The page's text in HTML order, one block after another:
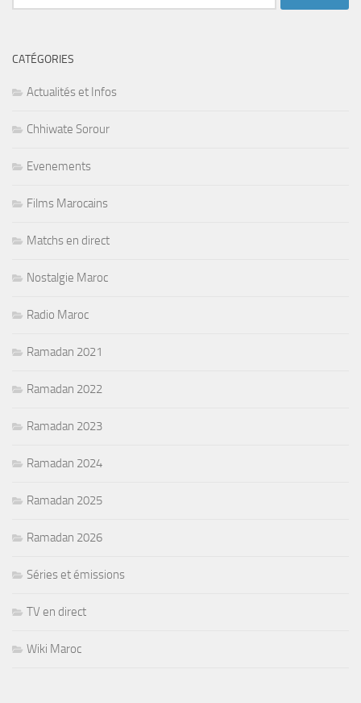
CATÉGORIES
Actualités et Infos
Chhiwate Sorour
Evenements
Films Marocains
Matchs en direct
Nostalgie Maroc
Radio Maroc
Ramadan 2021
Ramadan 2022
Ramadan 2023
Ramadan 2024
Ramadan 2025
Ramadan 2026
Séries et émissions
TV en direct
Wiki Maroc